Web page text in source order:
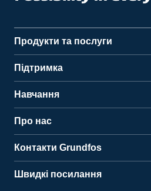
Продукти та послуги
Підтримка
Навчання
Про нас
Контакти Grundfos
Швидкі посилання